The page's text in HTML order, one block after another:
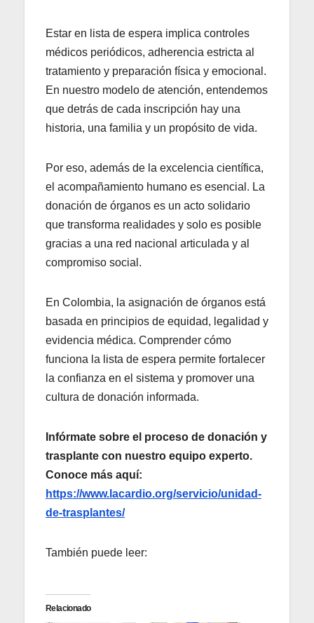
Estar en lista de espera implica controles
médicos periódicos, adherencia estricta al
tratamiento y preparación física y emocional.
En nuestro modelo de atención, entendemos
que detrás de cada inscripción hay una
historia, una familia y un propósito de vida.
Por eso, además de la excelencia científica,
el acompañamiento humano es esencial. La
donación de órganos es un acto solidario
que transforma realidades y solo es posible
gracias a una red nacional articulada y al
compromiso social.
En Colombia, la asignación de órganos está
basada en principios de equidad, legalidad y
evidencia médica. Comprender cómo
funciona la lista de espera permite fortalecer
la confianza en el sistema y promover una
cultura de donación informada.
Infórmate sobre el proceso de donación y
trasplante con nuestro equipo experto.
Conoce más aquí:
https://www.lacardio.org/servicio/unidad-
de-trasplantes/
También puede leer:
Relacionado